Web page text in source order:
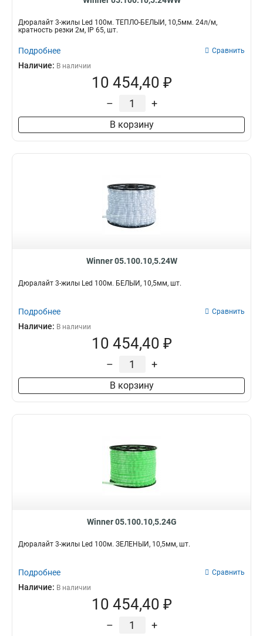
Дюралайт 3-жилы Led 100м. ТЁПЛО-БЕЛЫЙ, 10,5мм. 24л/м,
кратность резки 2м, IP 65, шт.
Подробнее Сравнить
Наличие: В наличии
10 454,40 ₽
– +
В корзину
Winner 05.100.10,5.24W
Дюралайт 3-жилы Led 100м. БЕЛЫЙ, 10,5мм, шт.
Подробнее Сравнить
Наличие: В наличии
10 454,40 ₽
– +
В корзину
Winner 05.100.10,5.24G
Дюралайт 3-жилы Led 100м. ЗЕЛЁНЫЙ, 10,5мм, шт.
Подробнее Сравнить
Наличие: В наличии
10 454,40 ₽
– +